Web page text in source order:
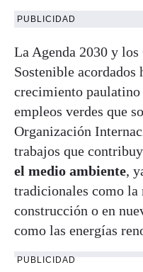
PUBLICIDAD
La Agenda 2030 y
Sostenible acordados
crecimiento paulatino
empleos verdes que
Organización
trabajos que
el medio ambiente,
tradicionales como la
construcción o en
como las energías
PUBLICIDAD